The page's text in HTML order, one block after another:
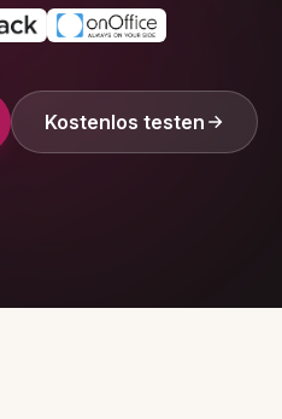
Kostenlos testen